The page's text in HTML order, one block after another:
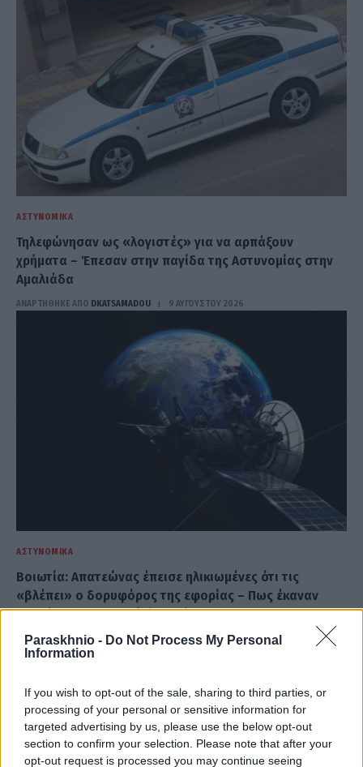
Paraskhnio - Do Not Process My Personal
Information
If you wish to opt-out of the sale, sharing to third parties, or
processing of your personal or sensitive information for
targeted advertising by us, please use the below opt-out
section to confirm your selection. Please note that after your
opt-out request is processed you may continue seeing
ΑΣΤΥΝΟΜΙΚΆ
Τηλεφώνησαν ως «λογιστές» για να αρπάξουν
χρήματα – Έπεσαν στην παγίδα της Αστυνομίας στην
Αμαλιάδα
ΑΝΑΡΤΗΘΗΚΕ ΑΠΟ DKATSAMADOU 9 ΑΥΓΟΎΣΤΟΥ 2026
ΑΣΤΥΝΟΜΙΚΆ
Βοιωτία: Απατεώνας έπεισε ηλικιωμένες ότι τις
«βλέπει» ο δορυφόρος της εφορίας – Πως έκαναν
φτερά 400.000 ευρώ (Video)
ΑΝΑΡΤΗΘΗΚΕ ΑΠΟDKATSAMADOU 9 ΑΥΓΟΎΣΤΟΥ 2026